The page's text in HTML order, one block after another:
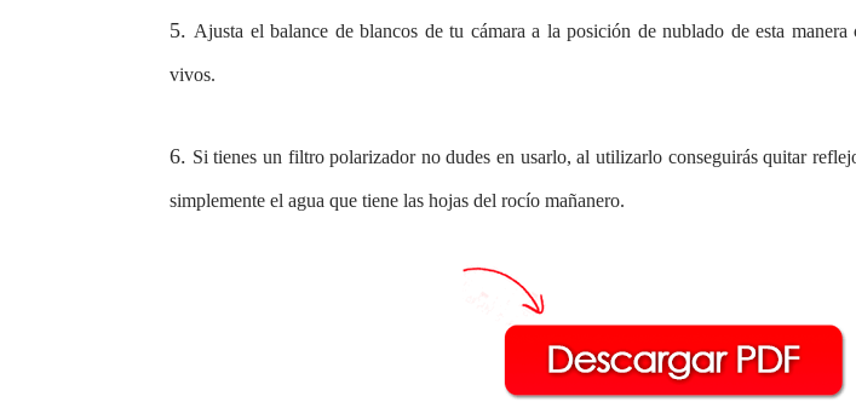
5.Ajusta el balance de blancos de tu cámara a la posición de nublado de esta manera
vivos.
6. Si tienes un filtro polarizador no dudes en usarlo, al utilizarlo conseguirás quitar
simplemente el agua que tiene las hojas del rocío mañanero.